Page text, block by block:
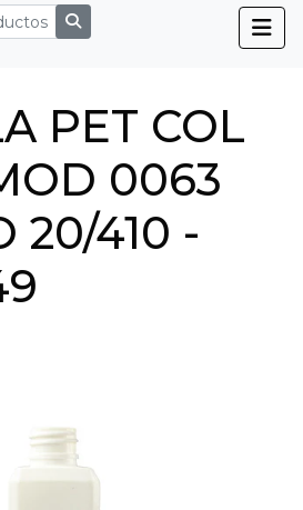
PET COL
0063
20/410 -